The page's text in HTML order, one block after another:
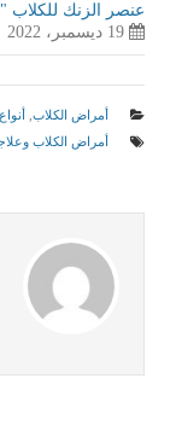
عنصر الزنك
19 ديسمبر، 2022
أمراض الكلاب
أمراض الكلاب